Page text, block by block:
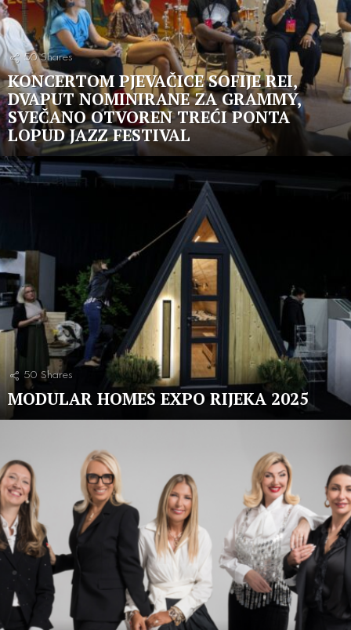
50 Shares
KONCERTOM PJEVAČICE SOFIJE REI,
DVAPUT NOMINIRANE ZA GRAMMY,
SVEČANO OTVOREN TREĆI PONTA
LOPUD JAZZ FESTIVAL
50 Shares
MODULAR HOMES EXPO RIJEKA 2025